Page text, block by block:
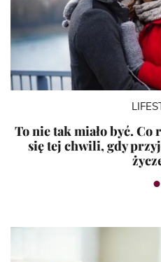
To nie tak miało być.
się tej chwili, gdy